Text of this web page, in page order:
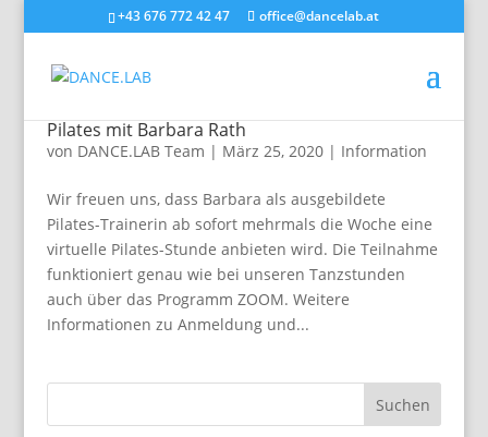
+43 676 772 42 47 office@dancelab.at
Pilates mit Barbara Rath
von DANCE.LAB Team | März 25, 2020| Information
Wir freuen uns, dass Barbara als ausgebildete
Pilates-Trainerin ab sofort mehrmals die Woche eine
virtuelle Pilates-Stunde anbieten wird. Die Teilnahme
funktioniert genau wie bei unseren Tanzstunden
auch über das Programm ZOOM. Weitere
Informationen zu Anmeldung und...